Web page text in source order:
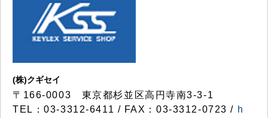
(株)クギセイ
〒166-0003 東京都杉並区高円寺南3-3-1
TEL：03-3312-6411 / FAX：03-3312-0723 / h